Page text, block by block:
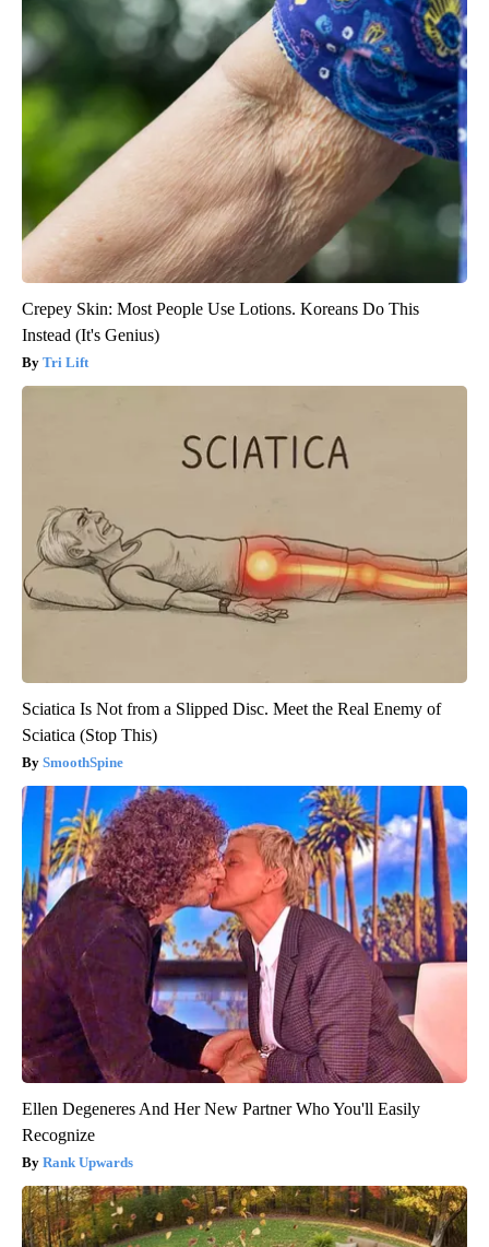
Crepey Skin: Most People Use Lotions. Koreans Do This
Instead (It's Genius)
Tri Lift
Sciatica Is Not from a Slipped Disc. Meet the Real Enemy of
Sciatica (Stop This)
SmoothSpine
Ellen Degeneres And Her New Partner Who You'll Easily
Recognize
Rank Upwards